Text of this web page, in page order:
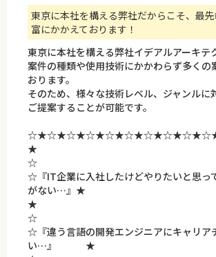
東京に本社を構える弊社だからこそ、最
富にかかえております！
東京に本社を構える弊社イデアルアーキテ
案件の種類や使用技術にかかわらず多くの
おります。
そのため、様々な技術レベル、ジャンルに
ご提案することが可能です。
☆
☆『IT企業に入社したけどやりたいと思っ
がない…』★
☆
☆『違う言語の開発エンジニアにキャリア
い…』 ★